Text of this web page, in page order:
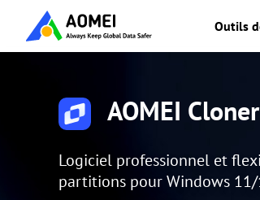
Outils
AOMEI Cloner
Logiciel professionnel et
partitions pour Windows